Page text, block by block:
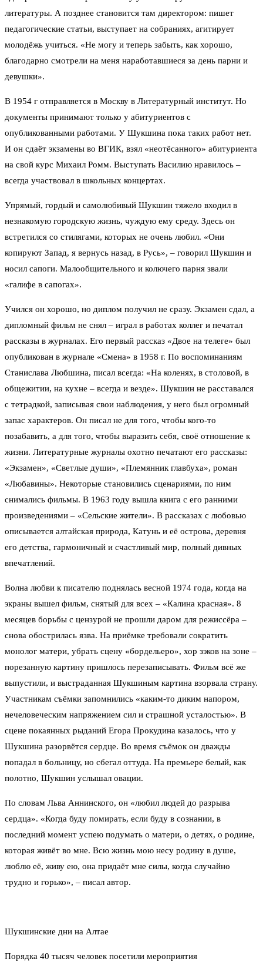
литературы. А позднее становится там директором: пишет
педагогические статьи, выступает на собраниях, агитирует
молодёжь учиться. «Не могу и теперь забыть, как хорошо,
благодарно смотрели на меня наработавшиеся за день парни и
девушки».
В 1954 г отправляется в Москву в Литературный институт. Но
документы принимают только у абитуриентов с
опубликованными работами. У Шукшина пока таких работ нет.
И он сдаёт экзамены во ВГИК, взял «неотёсанного» абитуриента
на свой курс Михаил Ромм. Выступать Василию нравилось –
всегда участвовал в школьных концертах.
Упрямый, гордый и самолюбивый Шукшин тяжело входил в
незнакомую городскую жизнь, чуждую ему среду. Здесь он
встретился со стилягами, которых не очень любил. «Они
копируют Запад, я вернусь назад, в Русь», – говорил Шукшин и
носил сапоги. Малообщительного и колючего парня звали
«галифе в сапогах».
Учился он хорошо, но диплом получил не сразу. Экзамен сдал, а
дипломный фильм не снял – играл в работах коллег и печатал
рассказы в журналах. Его первый рассказ «Двое на телеге» был
опубликован в журнале «Смена» в 1958 г. По воспоминаниям
Станислава Любшина, писал всегда: «На коленях, в столовой, в
общежитии, на кухне – всегда и везде». Шукшин не расставался
с тетрадкой, записывая свои наблюдения, у него был огромный
запас характеров. Он писал не для того, чтобы кого-то
позабавить, а для того, чтобы выразить себя, своё отношение к
жизни. Литературные журналы охотно печатают его рассказы:
«Экзамен», «Светлые души», «Племянник главбуха», роман
«Любавины». Некоторые становились сценариями, по ним
снимались фильмы. В 1963 году вышла книга с его ранними
произведениями – «Сельские жители». В рассказах с любовью
описывается алтайская природа, Катунь и её острова, деревня
его детства, гармоничный и счастливый мир, полный дивных
впечатлений.
Волна любви к писателю поднялась весной 1974 года, когда на
экраны вышел фильм, снятый для всех – «Калина красная». 8
месяцев борьбы с цензурой не прошли даром для режиссёра –
снова обострилась язва. На приёмке требовали сократить
монолог матери, убрать сцену «бордельеро», хор зэков на зоне –
порезанную картину пришлось перезаписывать. Фильм всё же
выпустили, и выстраданная Шукшиным картина взорвала страну.
Участникам съёмки запомнились «каким-то диким напором,
нечеловеческим напряжением сил и страшной усталостью». В
сцене покаянных рыданий Егора Прокудина казалось, что у
Шукшина разорвётся сердце. Во время съёмок он дважды
попадал в больницу, но сбегал оттуда. На премьере белый, как
полотно, Шукшин услышал овации.
По словам Льва Аннинского, он «любил людей до разрыва
сердца». «Когда буду помирать, если буду в сознании, в
последний момент успею подумать о матери, о детях, о родине,
которая живёт во мне. Всю жизнь мою несу родину в душе,
люблю её, живу ею, она придаёт мне силы, когда случайно
трудно и горько», – писал автор.
Шукшинские дни на Алтае
Порядка 40 тысяч человек посетили мероприятия